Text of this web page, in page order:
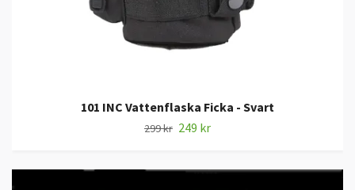
101 INC Vattenflaska Ficka - Svart
299 kr 249 kr